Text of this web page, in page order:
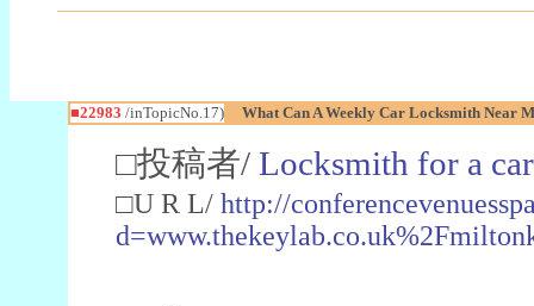
■22983 /inTopicNo.17) What Can A Weekly Car Locksmith Near
□投稿者/ Locksmith for a car
□U R L/ http://